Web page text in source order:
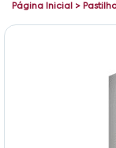
Página Inicial >